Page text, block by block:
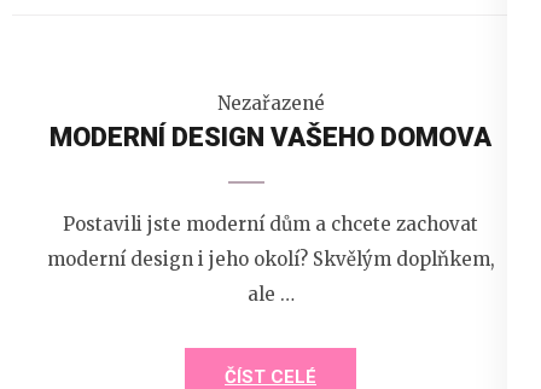
Nezařazené
MODERNÍ DESIGN VAŠEHO DOMOVA
Postavili jste moderní dům a chcete zachovat
moderní design i jeho okolí? Skvělým doplňkem,
ale …
ČÍST CELÉ